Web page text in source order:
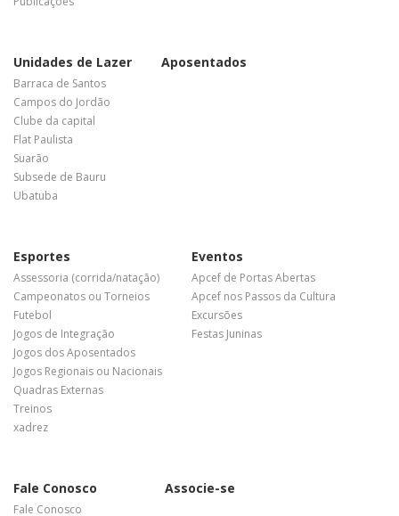
Unidades de Lazer
Barraca de Santos
Campos do Jordão
Clube da capital
Flat Paulista
Suarão
Subsede de Bauru
Ubatuba
Aposentados
Esportes
Assessoria (corrida/natação)
Campeonatos ou Torneios
Futebol
Jogos de Integração
Jogos dos Aposentados
Jogos Regionais ou Nacionais
Quadras Externas
Treinos
xadrez
Eventos
Apcef de Portas Abertas
Apcef nos Passos da Cultura
Excursões
Festas Juninas
Fale Conosco
Fale Conosco
Associe-se